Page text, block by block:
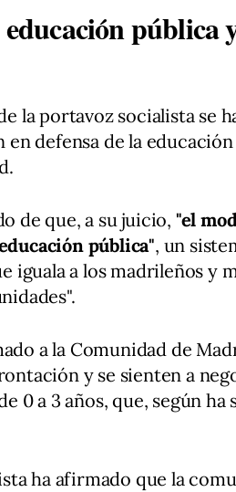
educación pública
la portavoz socialista se
en defensa de la
de que, a su juicio, "el
pública", un
iguala a los madrileños y
a la Comunidad de
y se sienten a
0 a 3 años, que, según ha
ha afirmado que la